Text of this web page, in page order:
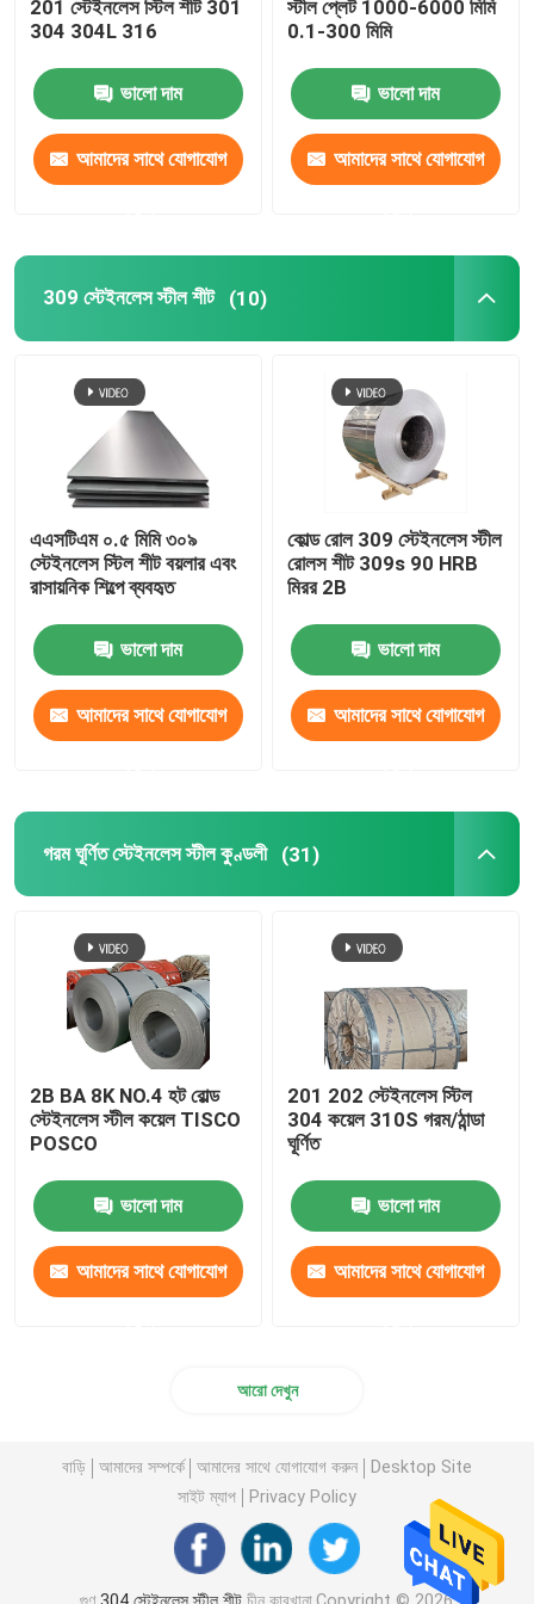
তামার বৃত্তাকার বার
তামার শীট প্লেট
201 স্টেইনলেস স্টিল শীট 301
304 304L 316
ভালো দাম
আমাদের সাথে যোগাযোগ
স্টীল প্লেট 1000-6000 মিমি
0.1-300 মিমি
ভালো দাম
আমাদের সাথে যোগাযোগ
309 স্টেইনলেস স্টীল শীট (10)
এএসটিএম ০.৫ মিমি ৩০৯
স্টেইনলেস স্টিল শীট বয়লার এবং
রাসায়নিক শিল্পে ব্যবহৃত
ভালো দাম
আমাদের সাথে যোগাযোগ
কোল্ড রোল 309 স্টেইনলেস স্টীল
রোলস শীট 309s 90 HRB
মিরর 2B
ভালো দাম
আমাদের সাথে যোগাযোগ
গরম ঘূর্ণিত স্টেইনলেস স্টীল কুণ্ডলী (31)
2B BA 8K NO.4 হট রোল্ড
স্টেইনলেস স্টীল কয়েল TISCO
POSCO
ভালো দাম
আমাদের সাথে যোগাযোগ
201 202 স্টেইনলেস স্টিল
304 কয়েল 310S গরম/ঠান্ডা
ঘূর্ণিত
ভালো দাম
আমাদের সাথে যোগাযোগ
আরো দেখুন
বাড়ি আমাদের সম্পর্কে আমাদের সাথে যোগাযোগ করুন
Desktop Site
সাইট ম্যাপ
Privacy Policy